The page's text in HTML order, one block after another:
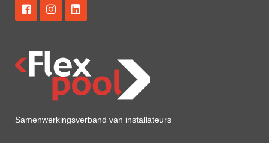
Samenwerkingsverband van installateurs